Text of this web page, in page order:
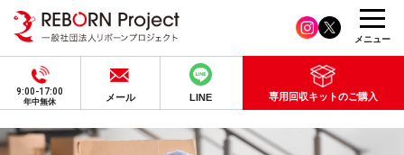
9:00-17:00
年中無休 メール LINE 専用回収キットのご購入
メニュー